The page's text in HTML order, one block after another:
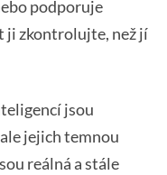
podporuje
ji zkontrolujte, než jí
jsou
jejich temnou
reálná a stále